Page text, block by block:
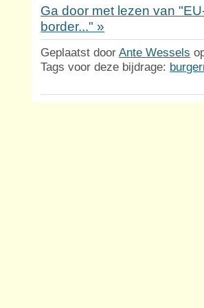
Ga door met lezen van
border..." »
Geplaatst doorAnte Wessels
Tags voor deze bijdrage: